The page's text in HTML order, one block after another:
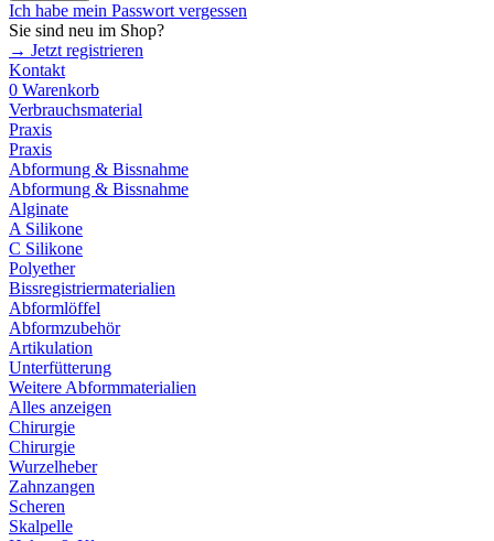
Ich habe mein Passwort vergessen
Sie sind neu im Shop?
→ Jetzt registrieren
Kontakt
0 Warenkorb
Verbrauchsmaterial
Praxis
Praxis
Abformung & Bissnahme
Abformung & Bissnahme
Alginate
A Silikone
C Silikone
Polyether
Bissregistriermaterialien
Abformlöffel
Abformzubehör
Artikulation
Unterfütterung
Weitere Abformmaterialien
Alles anzeigen
Chirurgie
Chirurgie
Wurzelheber
Zahnzangen
Scheren
Skalpelle